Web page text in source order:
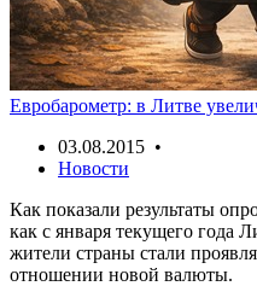
Евробарометр: в Литве
03.08.2015 •
Новости
Как показали результаты
как с января текущего года
жители страны стали
отношении новой валюты.